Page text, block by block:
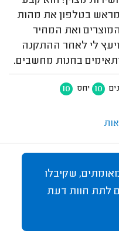
מראש בטלפון את מהות
ואת המחיר
לי לאחר ההתקנה
בחנות מחשבים.
10 יחס 10
שקיבלו
לתת חוות דעת